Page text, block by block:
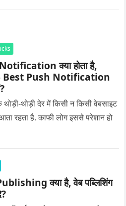
क्या होता है,
6 Best Push Notification
थोड़ी-थोड़ी देर में किसी न किसी वेबसाइट
रहता है. काफी लोग इससे परेशान हो
क्या है, वेब पब्लिशिंग